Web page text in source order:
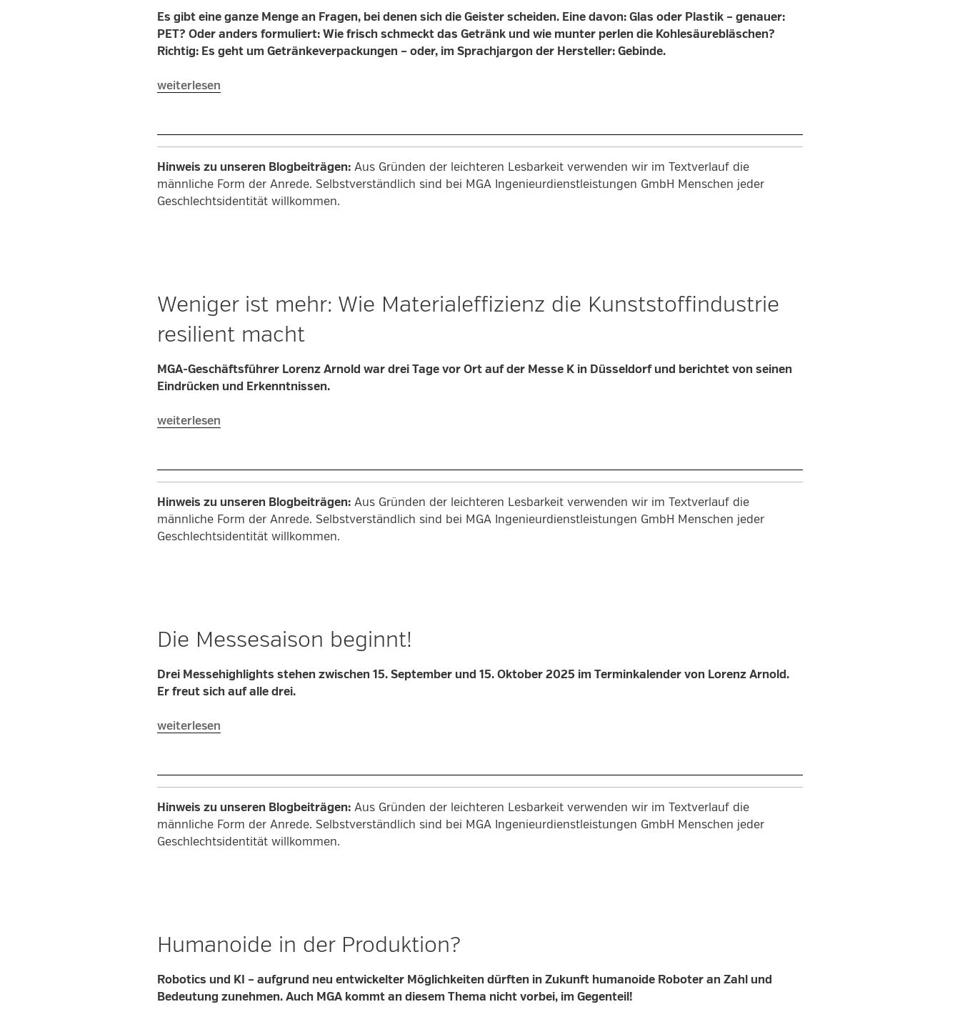
Es gibt eine ganze Menge an Fragen, bei denen sich die Geister scheiden. Eine davon: Glas oder Plastik – genauer:
PET? Oder anders formuliert: Wie frisch schmeckt das Getränk und wie munter perlen die Kohlesäurebläschen?
Richtig: Es geht um Getränkeverpackungen – oder, im Sprachjargon der Hersteller: Gebinde.
„Hmm,
und
Getränke
aus
der
weiterlesen
Hinweis zu unseren Blogbeiträgen: Aus Gründen der leichteren Lesbarkeit verwenden wir im Textverlauf die
männliche Form der Anrede. Selbstverständlich sind bei MGA Ingenieurdienstleistungen GmbH Menschen jeder
Geschlechtsidentität willkommen.
Weniger ist mehr: Wie Materialeffizienz die Kunststoffindustrie
resilient macht
MGA-Geschäftsführer Lorenz Arnold war drei Tage vor Ort auf der Messe K in Düsseldorf und berichtet von seinen
Eindrücken und Erkenntnissen.
„Weniger
Wie
die
Kunststoffindustrie
resilient
weiterlesen
Hinweis zu unseren Blogbeiträgen: Aus Gründen der leichteren Lesbarkeit verwenden wir im Textverlauf die
männliche Form der Anrede. Selbstverständlich sind bei MGA Ingenieurdienstleistungen GmbH Menschen jeder
Geschlechtsidentität willkommen.
Die Messesaison beginnt!
Drei Messehighlights stehen zwischen 15. September und 15. Oktober 2025 im Terminkalender von Lorenz Arnold.
Er freut sich auf alle drei.
„Die
weiterlesen
Hinweis zu unseren Blogbeiträgen: Aus Gründen der leichteren Lesbarkeit verwenden wir im Textverlauf die
männliche Form der Anrede. Selbstverständlich sind bei MGA Ingenieurdienstleistungen GmbH Menschen jeder
Geschlechtsidentität willkommen.
Humanoide in der Produktion?
Robotics und KI – aufgrund neu entwickelter Möglichkeiten dürften in Zukunft humanoide Roboter an Zahl und
Bedeutung zunehmen. Auch MGA kommt an diesem Thema nicht vorbei, im Gegenteil!